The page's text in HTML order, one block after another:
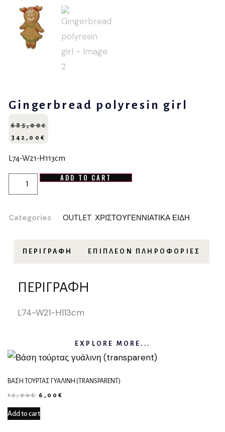
Gingerbread polyresin girl
685,00€
342,00 €
L74-W21-H113cm
ADD TO CART
Categories OUTLET, ΧΡΙΣΤΟΥΓΕΝΝΙΑΤΙΚΑ ΕΙΔΗ
ΠΕΡΙΓΡΑΦΉ ΕΠΙΠΛΈΟΝ ΠΛΗΡΟΦΟΡΊΕΣ
ΠΕΡΙΓΡΑΦΉ
L74-W21-H113cm
EXPLORE MORE...
ΒΆΣΗ ΤΟΎΡΤΑΣ ΓΥΆΛΙΝΗ (TRANSPARENT)
12,00€ 6,00€
Add to cart